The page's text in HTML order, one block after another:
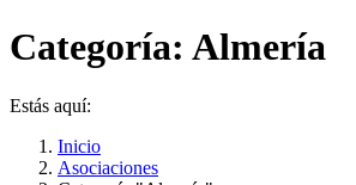
Categoría: Almería
Estás aquí:
Inicio
Asociaciones